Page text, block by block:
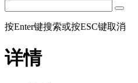
按Enter键搜索或按ESC键取消
详情